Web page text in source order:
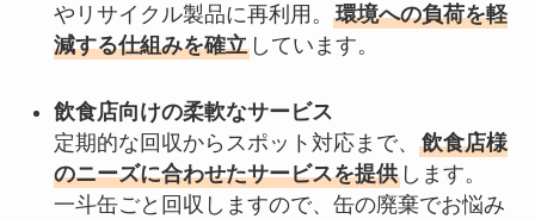
やリサイクル製品に再利用。 環境への負荷を軽
減する仕組みを確立しています。
飲食店向けの柔軟なサービス
定期的な回収からスポット対応まで、 飲食店様
のニーズに合わせたサービスを提供します。
一斗缶ごと回収しますので、缶の廃棄でお悩み